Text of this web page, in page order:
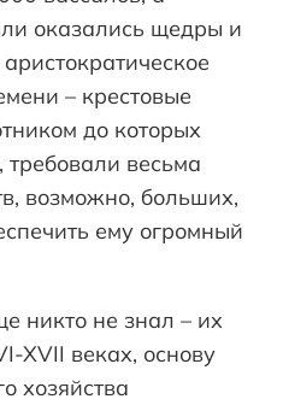
оказались щедры и
– крестовые
до которых
требовали весьма
возможно, больших,
ему огромный
никто не знал – их
XVII веках, основу
хозяйства